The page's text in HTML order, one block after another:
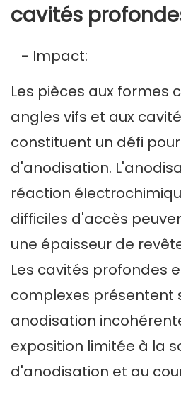
cavités
- Impact:
Les pièces aux formes
angles vifs et aux
constituent un défi
d'anodisation.
réaction
difficiles d'accès
une épaisseur de
Les cavités profondes
complexes présentent
anodisation
exposition limitée à la
d'anodisation et au